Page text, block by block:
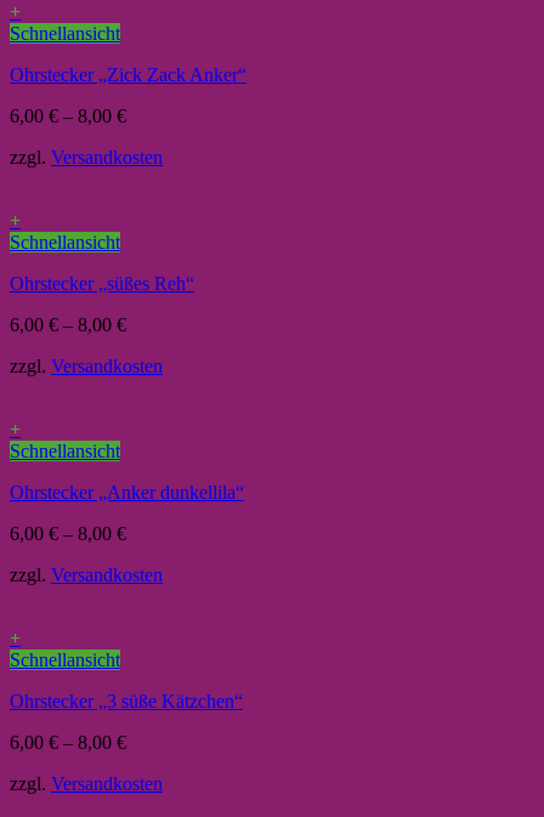
+
Schnellansicht
Ohrstecker „Zick Zack Anker“
6,00 € – 8,00 €
zzgl. Versandkosten
+
Schnellansicht
Ohrstecker „süßes Reh“
6,00 € – 8,00 €
zzgl. Versandkosten
+
Schnellansicht
Ohrstecker „Anker dunkellila“
6,00 € – 8,00 €
zzgl. Versandkosten
+
Schnellansicht
Ohrstecker „3 süße Kätzchen“
6,00 € – 8,00 €
zzgl. Versandkosten